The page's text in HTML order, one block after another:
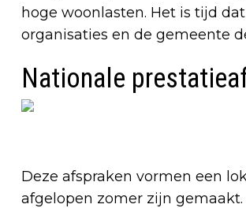
hoge woonlasten. Het is tijd
organisaties en de gemeente
Nationale
Deze afspraken vormen een
afgelopen zomer zijn